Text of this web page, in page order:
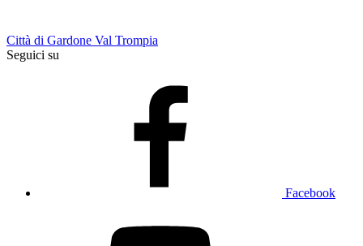
Città di Gardone Val Trompia
Seguici su
Facebook